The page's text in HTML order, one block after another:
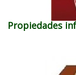
Propiedades